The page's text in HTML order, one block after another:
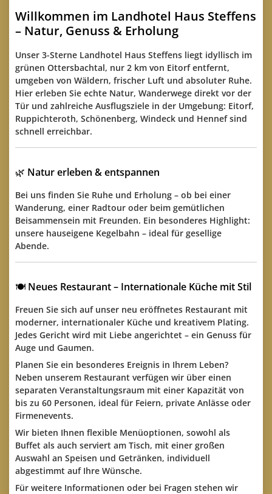
Willkommen im Landhotel Haus Steffens
– Natur, Genuss & Erholung
Unser 3-Sterne Landhotel Haus Steffens liegt idyllisch im
grünen Ottersbachtal, nur 2 km von Eitorfentfernt,
umgeben von Wäldern, frischer Luft und absoluter Ruhe.
Hier erleben Sie echte Natur, Wanderwege direkt vor der
Tür und zahlreiche Ausflugsziele in der Umgebung: Eitorf,
Ruppichteroth, Schönenberg, Windeck und Hennefsind
schnell erreichbar.
🌿 Natur erleben & entspannen
Bei uns finden Sie Ruhe und Erholung – ob bei einer
Wanderung, einer Radtour oder beim gemütlichen
Beisammensein mit Freunden. Ein besonderes Highlight:
unsere hauseigene Kegelbahn – ideal für gesellige
Abende.
🍽️ Neues Restaurant – Internationale Küche mit Stil
Freuen Sie sich auf unser neu eröffnetes Restaurant mit
moderner, internationaler Küche und kreativem Plating.
Jedes Gericht wird mit Liebe angerichtet – ein Genuss für
Auge und Gaumen.
Planen Sie ein besonderes Ereignis in Ihrem Leben?
Neben unserem Restaurant verfügen wir über einen
separaten Veranstaltungsraum mit einer Kapazität von
bis zu 60 Personen, ideal für Feiern, private Anlässe oder
Firmenevents.
Wir bieten Ihnen flexible Menüoptionen, sowohl als
Buffet als auch serviert am Tisch, mit einer großen
Auswahl an Speisen und Getränken, individuell
abgestimmt auf Ihre Wünsche.
Für weitere Informationen oder bei Fragen stehen wir